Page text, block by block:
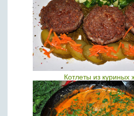
Котлеты из куриных